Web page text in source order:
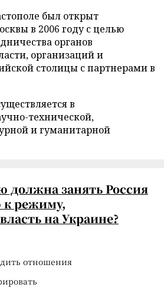
был открыт
в 2006 году с целью
органов
организаций и
столицы с партнерами в
в
технической,
и гуманитарной
должна занять Россия
режиму,
на Украине?
отношения